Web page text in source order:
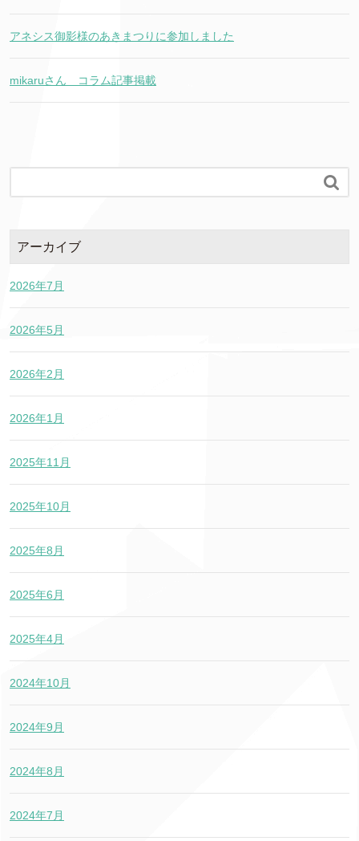
アネシス御影様のあきまつりに参加しました
mikaruさん コラム記事掲載

アーカイブ
2026年7月
2026年5月
2026年2月
2026年1月
2025年11月
2025年10月
2025年8月
2025年6月
2025年4月
2024年10月
2024年9月
2024年8月
2024年7月